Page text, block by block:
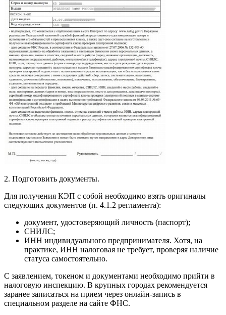
2. Подготовить документы.
Для получения КЭП с собой необходимо взять оригиналы
следующих документов (п. 4.1.2 регламента):
документ, удостоверяющий личность (паспорт);
СНИЛС;
ИНН индивидуального предпринимателя. Хотя, на
практике, ИНН налоговая не требует, проверяя наличие
статуса самостоятельно.
С заявлением, токеном и документами необходимо прийти в
налоговую инспекцию. В крупных городах рекомендуется
заранее записаться на прием через онлайн-запись в
специальном разделе на сайте ФНС.